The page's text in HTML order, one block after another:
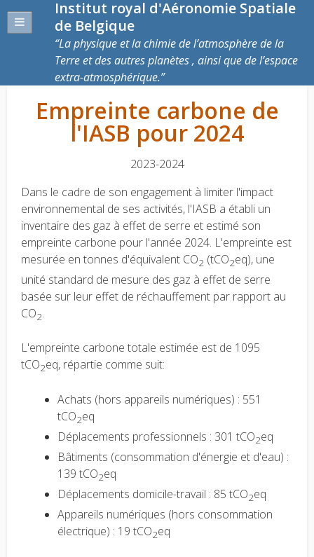
Institut royal d'Aéronomie Spatiale
de Belgique
La physique et la chimie de l’atmosphère de la
Terre et des autres planètes , ainsi que de l’espace
extra-atmosphérique.
Empreinte carbone de
l'IASB pour 2024
2023-2024
Dans le cadre de son engagement à limiter l'impact
environnemental de ses activités, l'IASB a établi un
inventaire des gaz à effet de serre et estimé son
empreinte carbone pour l'année 2024. L'empreinte est
mesurée en tonnes d'équivalent CO2 (tCO2eq), une
unité standard de mesure des gaz à effet de serre
basée sur leur effet de réchauffement par rapport au
CO2.
L'empreinte carbone totale estimée est de 1095
tCO2eq, répartie comme suit:
Achats (hors appareils numériques) : 551
tCO2eq
Déplacements professionnels : 301 tCO2eq
Bâtiments (consommation d'énergie et d'eau) :
139 tCO2eq
Déplacements domicile-travail : 85 tCO2eq
Appareils numériques (hors consommation
électrique) : 19 tCO2eq